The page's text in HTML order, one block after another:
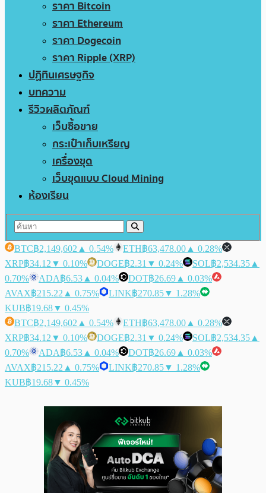
ราคา Bitcoin
ราคา Ethereum
ราคา Dogecoin
ราคา Ripple (XRP)
ปฏิทินเศรษฐกิจ
บทความ
รีวิวผลิตภัณฑ์
เว็บซื้อขาย
กระเป๋าเก็บเหรียญ
เครื่องขุด
เว็บขุดแบบ Cloud Mining
ห้องเรียน
BTC฿2,149,602 ▲ 0.54% ETH฿63,478.00 ▲ 0.28%
XRP฿34.12 ▼ 0.10% DOGE฿2.31 ▼ 0.24% SOL฿2,534.35 ▲
0.70%
ADA฿6.53 ▲ 0.04% DOT฿26.69 ▲ 0.03%
AVAX฿215.22 ▲ 0.75% LINK฿270.85▼ 1.28%
KUB฿19.68▼ 0.45%
BTC฿2,149,602 ▲ 0.54% ETH฿63,478.00 ▲ 0.28%
XRP฿34.12 ▼ 0.10% DOGE฿2.31 ▼ 0.24% SOL฿2,534.35 ▲
0.70%
ADA฿6.53 ▲ 0.04% DOT฿26.69 ▲ 0.03%
AVAX฿215.22 ▲ 0.75% LINK฿270.85▼ 1.28%
KUB฿19.68▼ 0.45%